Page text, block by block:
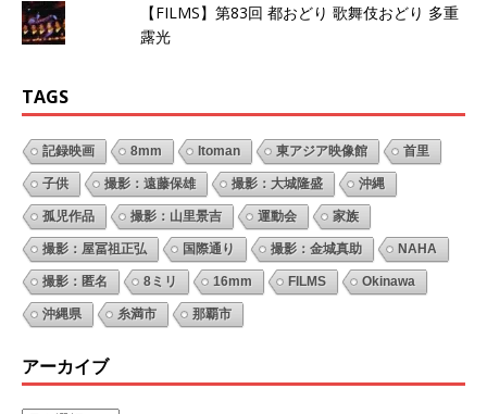
【FILMS】第83回 都おどり 歌舞伎おどり 多重
露光
TAGS
記録映画 8mm Itoman 東アジア映像館 首里
子供 撮影：遠藤保雄 撮影：大城隆盛 沖縄
孤児作品 撮影：山里景吉 運動会 家族
撮影：屋冨祖正弘 国際通り 撮影：金城真助 NAHA
撮影：匿名 8ミリ 16mm FILMS Okinawa
沖縄県 糸満市 那覇市
アーカイブ